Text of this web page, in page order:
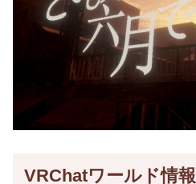
VRChatワールド情報